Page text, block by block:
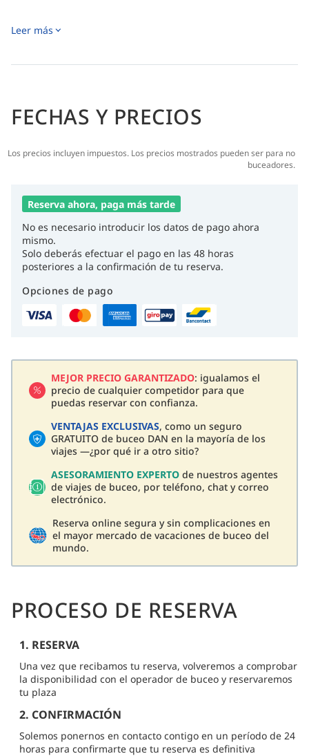
Leer más
FECHAS Y PRECIOS
Los precios incluyen impuestos. Los precios mostrados pueden ser para no
buceadores.
Reserva ahora, paga más tarde
No es necesario introducir los datos de pago ahora
mismo.
Solo deberás efectuar el pago en las 48 horas
posteriores a la confirmación de tu reserva.
Opciones de pago
MEJOR PRECIO GARANTIZADO: igualamos el
precio de cualquier competidor para que
puedas reservar con confianza.
VENTAJAS EXCLUSIVAS, como un seguro
GRATUITO de buceo DAN en la mayoría de los
viajes —¿por qué ir a otro sitio?
ASESORAMIENTO EXPERTO de nuestros agentes
de viajes de buceo, por teléfono, chat y correo
electrónico.
Reserva online segura y sin complicaciones en
el mayor mercado de vacaciones de buceo del
mundo.
PROCESO DE RESERVA
1. RESERVA
Una vez que recibamos tu reserva, volveremos a comprobar
la disponibilidad con el operador de buceo y reservaremos
tu plaza
2. CONFIRMACIÓN
Solemos ponernos en contacto contigo en un período de 24
horas para confirmarte que tu reserva es definitiva